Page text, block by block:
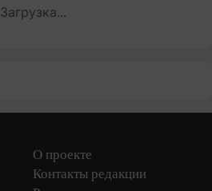
Загрузка...
О проекте
Контакты редакции